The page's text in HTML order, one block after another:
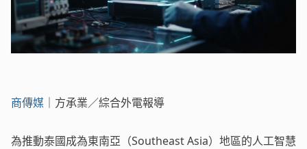
商傳媒 ｜方承業／綜合外電報導
為推動泰國成為東南亞（Southeast Asia）地區的人工智慧